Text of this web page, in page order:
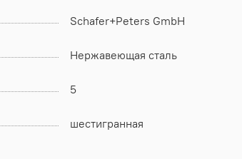
Schafer+Peters GmbH
Нержавеющая сталь
5
шестигранная